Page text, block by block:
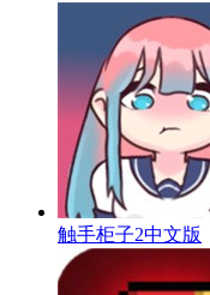
触手柜子2中文版